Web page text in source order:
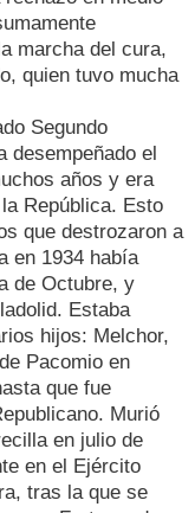
marcha del cura,
quien tuvo mucha
Segundo
desempeñado el
años y era
República. Esto
que destrozaron a
en 1934 había
de Octubre, y
Estaba
hijos: Melchor,
Pacomio en
que fue
Murió
en julio de
en el Ejército
tras la que se